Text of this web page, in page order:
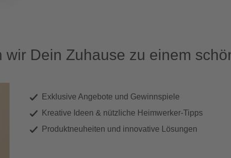
Dein Zuhause zu einem
Exklusive Angebote und Gewinnspiele
Kreative Ideen & nützliche Heimwerker-Tipps
Produktneuheiten und innovative Lösungen